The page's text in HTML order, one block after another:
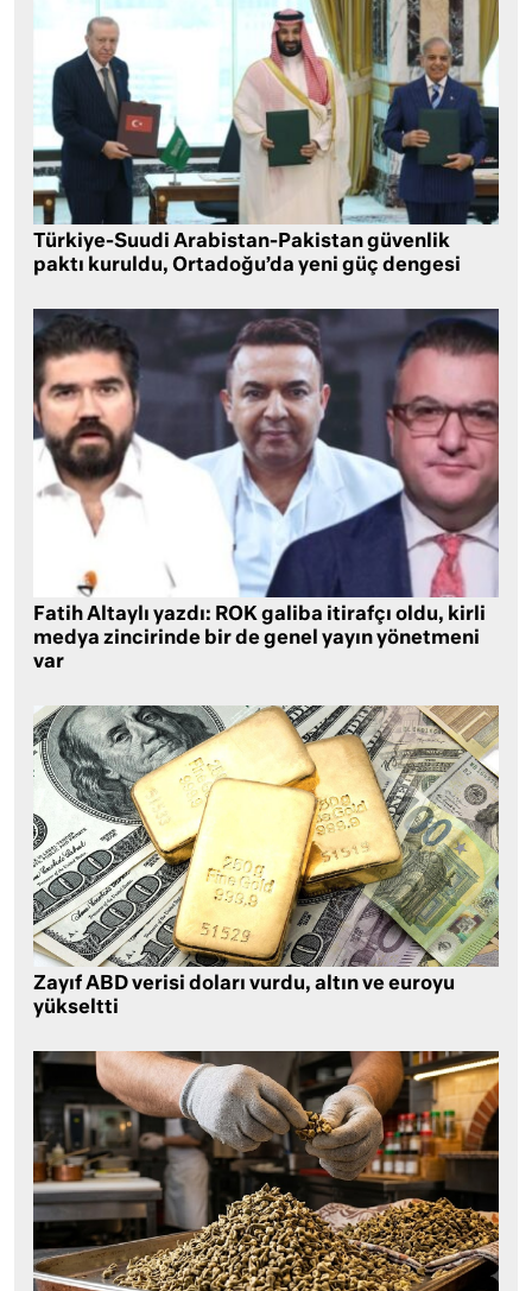
Türkiye-Suudi Arabistan-Pakistan güvenlik
paktı kuruldu, Ortadoğu’da yeni güç dengesi
Fatih Altaylı yazdı: ROK galiba itirafçı oldu, kirli
medya zincirinde bir de genel yayın yönetmeni
var
Zayıf ABD verisi doları vurdu, altın ve euroyu
yükseltti